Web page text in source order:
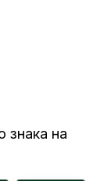
знака на